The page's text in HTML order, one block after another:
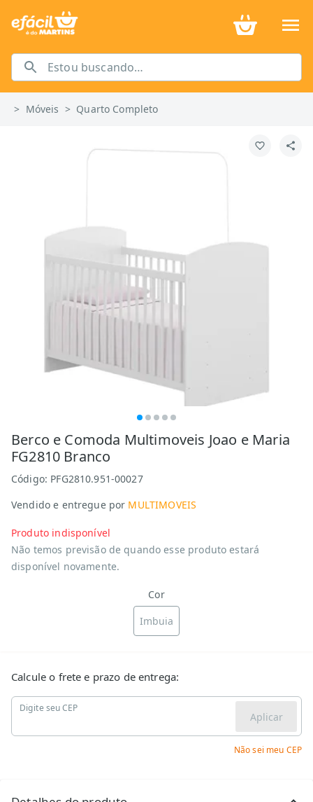
> Móveis > Quarto Completo
Berco e Comoda Multimoveis Joao e Maria
FG2810 Branco
Código: PFG2810.951-00027
Vendido e entregue por MULTIMOVEIS
Produto indisponível
Não temos previsão de quando esse produto estará
disponível novamente.
Cor
Imbuia
Calcule o frete e prazo de entrega:
Digite seu CEP
Aplicar
Não sei meu CEP